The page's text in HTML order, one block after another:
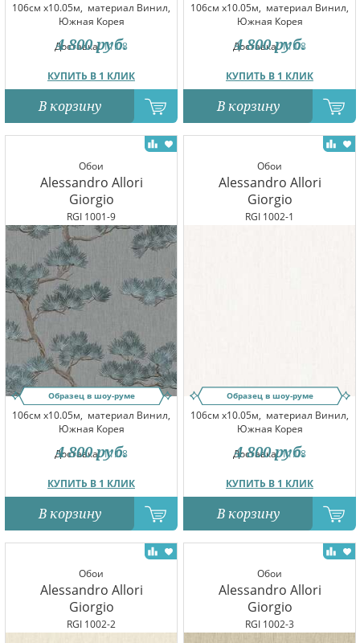
106см x10.05м, материал Винил,
Южная Корея
Доставка:11.08
КУПИТЬ В 1 КЛИК
4 800 руб.
В корзину
106см x10.05м, материал Винил,
Южная Корея
Доставка:11.08
КУПИТЬ В 1 КЛИК
4 800 руб.
В корзину
Обои
Alessandro Allori
Giorgio
RGI 1001-9
Образец в шоу-руме
106см x10.05м, материал Винил,
Южная Корея
Доставка:11.08
КУПИТЬ В 1 КЛИК
4 800 руб.
В корзину
Обои
Alessandro Allori
Giorgio
RGI 1002-1
Образец в шоу-руме
106см x10.05м, материал Винил,
Южная Корея
Доставка:11.08
КУПИТЬ В 1 КЛИК
4 800 руб.
В корзину
Обои
Alessandro Allori
Giorgio
RGI 1002-2
Обои
Alessandro Allori
Giorgio
RGI 1002-3